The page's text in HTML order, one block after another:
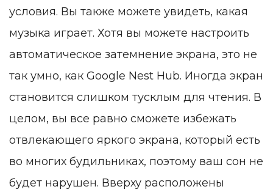
условия. Вы также можете увидеть, какая
музыка играет. Хотя вы можете настроить
автоматическое затемнение экрана, это не
так умно, как Google Nest Hub. Иногда экран
становится слишком тусклым для чтения. В
целом, вы все равно сможете избежать
отвлекающего яркого экрана, который есть
во многих будильниках, поэтому ваш сон не
будет нарушен. Вверху расположены